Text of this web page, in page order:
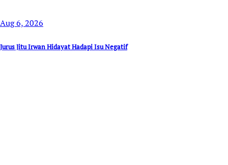
Aug 6, 2026
Jurus Jitu Irwan Hidayat Hadapi Isu Negatif